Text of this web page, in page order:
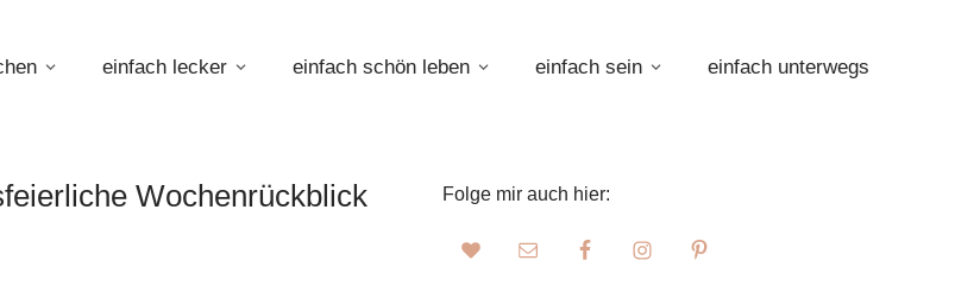
einfach lecker einfach schön leben einfach sein einfach unterwegs
Wochenrückblick
Folge mir auch hier: